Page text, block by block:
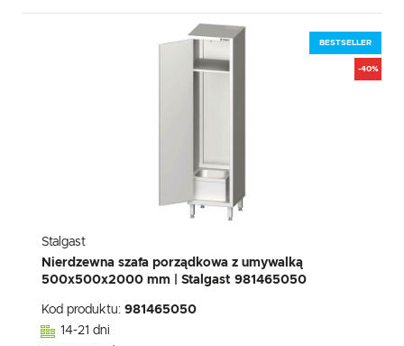
BESTSELLER
-40%
Stalgast
Nierdzewna szafa porządkowa z umywalką
500x500x2000 mm | Stalgast 981465050
Kod produktu: 981465050
14-21 dni